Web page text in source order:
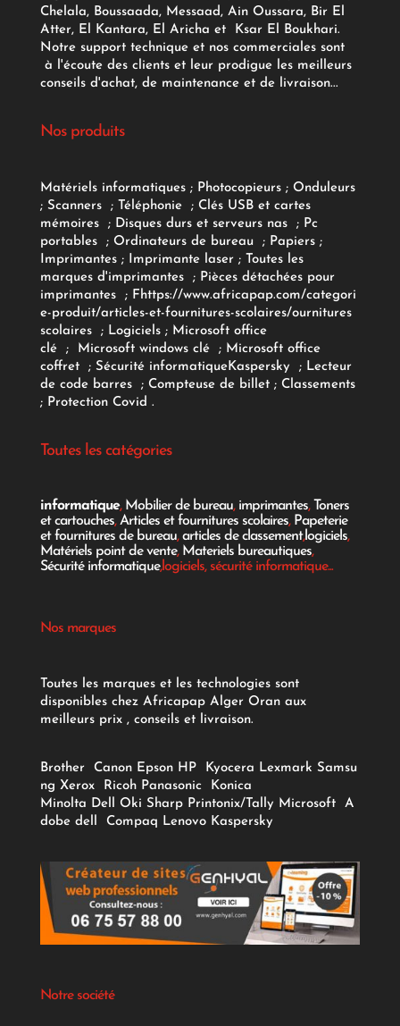
Chelala, Boussaada, Messaad, Ain Oussara, Bir El
Atter, El Kantara, El Aricha et Ksar El Boukhari.
Notre support technique et nos commerciales sont
à l'écoute des clients et leur prodigue les meilleurs
conseils d'achat, de maintenance et de livraison...
Nos produits
Matériels informatiques; Photocopieurs; Onduleurs
; Scanners ; Téléphonie ; Clés USB et cartes
mémoires
; Disques durs et serveurs nas ; Pc
portables
; Ordinateurs de bureau ; Papiers;
Imprimantes;Imprimante laser; Toutes les
marques d'imprimantes
; Pièces détachées pour
imprimantes
; Fhttps://www.africapap.com/categori
e-produit/articles-et-fournitures-scolaires/ournitures
scolaires; Logiciels ; Microsoft office
clé
; Microsoft windows clé; Microsoft office
coffret ; Sécurité informatiqueKaspersky ; Lecteur
de code barres
; Compteuse de billet; Classements
; Protection Covid .
Toutes les catégories
informatique, Mobilier de bureau, imprimantes, Toners
et cartouches,Articles et fournitures scolaires, Papeterie
et fournitures de bureau,articles de classement,logiciels,
Matériels point de vente, Materiels bureautiques,
Sécurité informatique,logiciels, sécurité informatique...
Nos marques
Toutes les marques et les technologies sont
disponibles chez Africapap Alger Oran aux
meilleurs prix , conseils et livraison.
Brother Canon Epson HP Kyocera Lexmark Samsu
ng Xerox Ricoh Panasonic
Konica
Minolta Dell Oki Sharp Printonix/Tally Microsoft
A
dobe dell Compaq Lenovo Kaspersky
Notre société